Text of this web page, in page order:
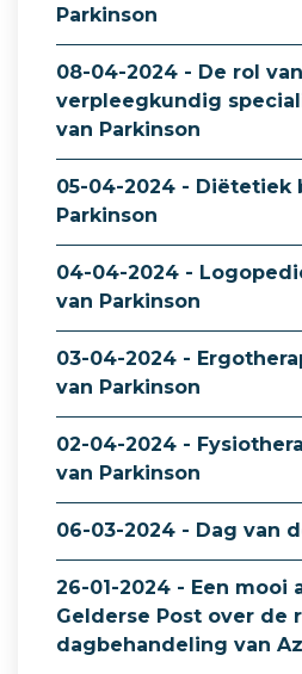
Parkinson
08-04-2024 - De rol
verpleegkundig
van Parkinson
05-04-2024 - Diëtetiek
Parkinson
04-04-2024 -
van Parkinson
03-04-2024 -
van Parkinson
02-04-2024 -
van Parkinson
06-03-2024 - Dag van
26-01-2024 - Een mooi
Gelderse Post over de
dagbehandeling van